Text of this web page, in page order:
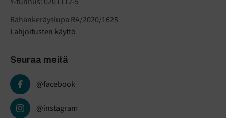
Rahankeräyslupa RA/2020/1625
Lahjoitusten käyttö
Seuraa meitä
@facebook
@instagram